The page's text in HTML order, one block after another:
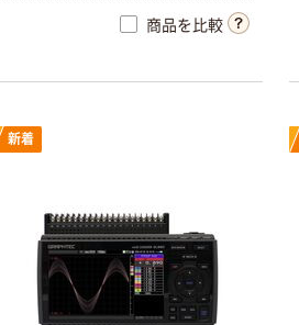
商品を比較
新着
ティアンドデイ
温湿度センサ
THAシリーズ
￥8,580~
（税込）